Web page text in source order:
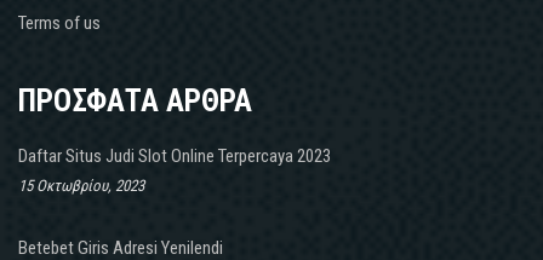
Terms of us
ΠΡΟΣΦΑΤΑ ΑΡΘΡΑ
Daftar Situs Judi Slot Online Terpercaya 2023
15 Οκτωβρίου, 2023
Betebet Giris Adresi Yenilendi